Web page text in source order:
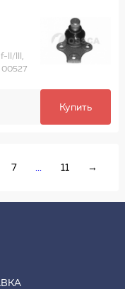
II/III,
00527
Купить
7 ... 11 →